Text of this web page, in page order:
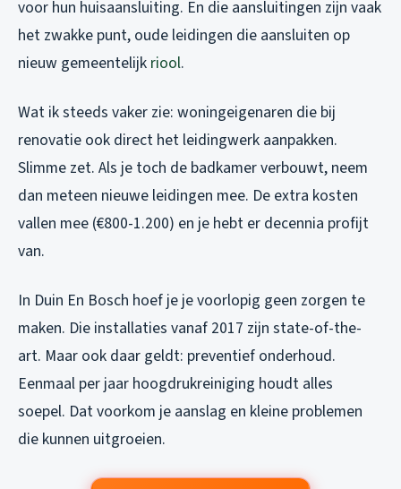
voor hun huisaansluiting. En die aansluitingen zijn vaak
het zwakke punt, oude leidingen die aansluiten op
nieuw gemeentelijk riool.
Wat ik steeds vaker zie: woningeigenaren die bij
renovatie ook direct het leidingwerk aanpakken.
Slimme zet. Als je toch de badkamer verbouwt, neem
dan meteen nieuwe leidingen mee. De extra kosten
vallen mee (€800-1.200) en je hebt er decennia profijt
van.
In Duin En Bosch hoef je je voorlopig geen zorgen te
maken. Die installaties vanaf 2017 zijn state-of-the-
art. Maar ook daar geldt: preventief onderhoud.
Eenmaal per jaar hoogdrukreiniging houdt alles
soepel. Dat voorkom je aanslag en kleine problemen
die kunnen uitgroeien.